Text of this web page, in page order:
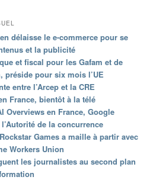
délaisse le e-commerce pour se
et la publicité
et fiscal pour les Gafam et de
préside pour six mois l’UE
entre l’Arcep et la CRE
France, bientôt à la télé
Overviews en France, Google
de la concurrence
Games a maille à partir avec
Workers Union
les journalistes au second plan